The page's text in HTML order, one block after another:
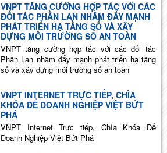
VNPT TĂNG CƯỜNG HỢP TÁC VỚI CÁC
ĐỐI TÁC PHẦN LAN NHẰM ĐẨY MẠNH
PHÁT TRIỂN HẠ TẦNG SỐ VÀ XÂY
DỰNG MÔI TRƯỜNG SỐ AN TOÀN
VNPT tăng cường hợp tác với các đối tác
Phần Lan nhằm đẩy mạnh phát triển hạ tầng
số và xây dựng môi trường số an toàn
VNPT INTERNET TRỰC TIẾP, CHÌA
KHÓA ĐỂ DOANH NGHIỆP VIỆT BỨT
PHÁ
VNPT Internet Trực tiếp, Chìa Khóa Để
Doanh Nghiệp Việt Bứt Phá